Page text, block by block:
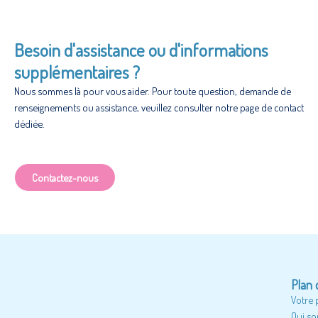
Besoin d'assistance ou d'informations
supplémentaires ?
Nous sommes là pour vous aider. Pour toute question, demande de
renseignements ou assistance, veuillez consulter notre page de contact
dédiée.
Contactez-nous
Plan
Votre